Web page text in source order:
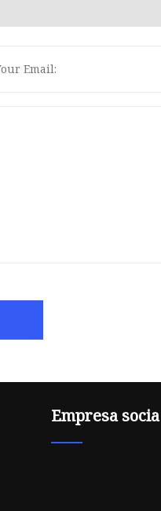
Empresa socia